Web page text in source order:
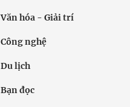
Văn hóa - Giải trí
Công nghệ
Du lịch
Bạn đọc